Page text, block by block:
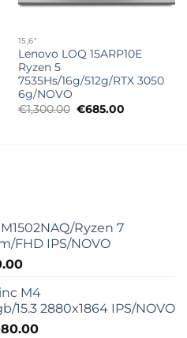
15,6"
Lenovo LOQ 15ARP10E
Ryzen 5
7535Hs/16g/512g/RTX 3050
6g/NOVO
€1,300.00 Originalna
cena
€685.00Trenutna
Ryzen 7
FHD IPS/NOVO
Trenutna
je:
€540.00.
M4
15.3 2880x1864 IPS/NOVO
Trenutna